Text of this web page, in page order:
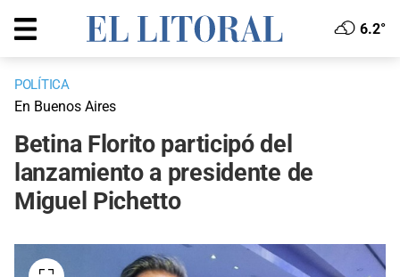
6.2°
POLÍTICA
En Buenos Aires
Betina Florito participó del
lanzamiento a presidente de
Miguel Pichetto